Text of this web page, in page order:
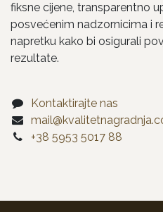
fiksne cijene, transparentno
posvećenim nadzornicima i
napretku kako bi osigurali
rezultate.
Kontaktirajte nas
+38 5953 5017 88